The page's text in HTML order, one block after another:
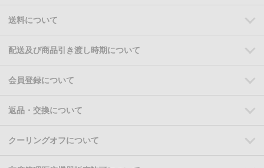
送料について
配送及び商品引き渡し時期について
会員登録について
返品・交換について
クーリングオフについて